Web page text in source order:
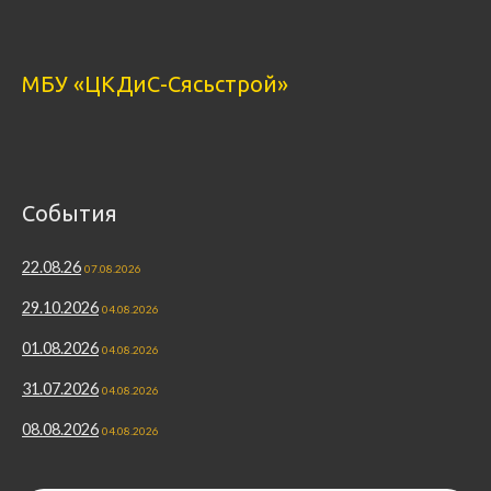
МБУ «ЦКДиС-Сясьстрой»
События
22.08.26 07.08.2026
29.10.2026 04.08.2026
01.08.2026 04.08.2026
31.07.2026 04.08.2026
08.08.2026 04.08.2026